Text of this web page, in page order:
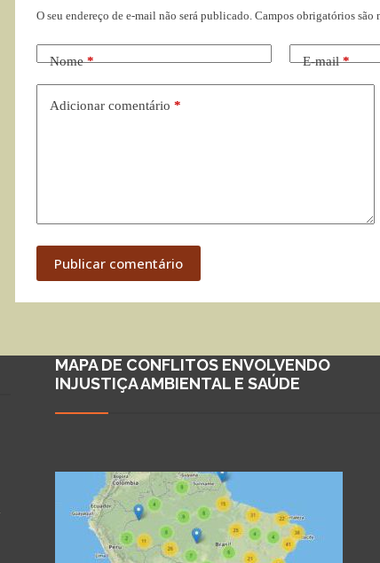
O seu endereço de e-mail não será publicado. Campos obrigatórios são
Nome* E-mail*
Adicionar comentário *
Publicar comentário
MAPA DE CONFLITOS ENVOLVENDO
INJUSTIÇA AMBIENTAL E SAÚDE